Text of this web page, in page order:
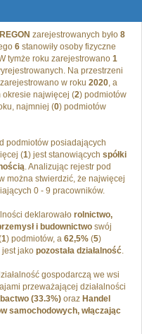
REGON zarejestrowanych było 8
6 stanowiły osoby fizyczne
tymże roku zarejestrowano 1
Na przestrzeni
w roku 2020, a
okresie najwięcej (2) podmiotów
najmniej (0) podmiotów
podmiotów posiadających
(1) jest stanowiących spółki
. Analizując rejestr pod
można stwierdzić, że najwięcej
0 - 9 pracowników.
deklarowało rolnictwo,
i budownictwo swój
1) podmiotów, a 62,5% (5)
jako pozostała działalność.
gospodarczą we wsi
przeważającej działalności
(33.3%) oraz Handel
samochodowych, włączając